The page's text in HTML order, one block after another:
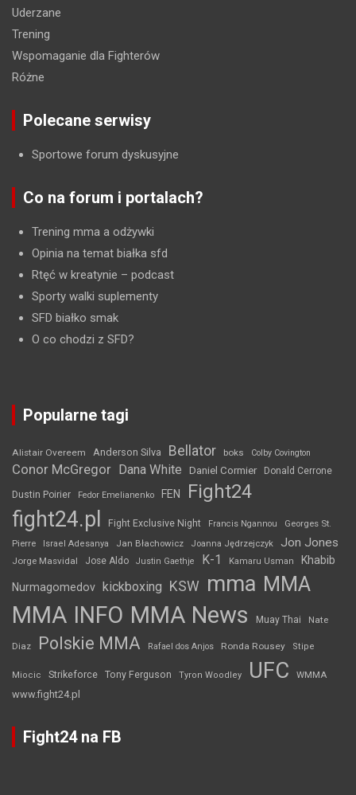
Uderzane
Trening
Wspomaganie dla Fighterów
Różne
Polecane serwisy
Sportowe forum dyskusyjne
Co na forum i portalach?
Trening mma a odżywki
Opinia na temat białka sfd
Rtęć w kreatynie – podcast
Sporty walki suplementy
SFD białko smak
O co chodzi z SFD?
Popularne tagi
Alistair Overeem Anderson Silva Bellator boks Colby Covington
Conor McGregor Dana White Daniel Cormier Donald Cerrone
Dustin Poirier Fedor Emelianenko FEN Fight24
fight24.pl Fight Exclusive Night Francis Ngannou
Georges St.
Pierre
Israel Adesanya Jan Błachowicz Joanna Jędrzejczyk Jon Jones
Jorge Masvidal Jose Aldo Justin Gaethje K-1 Kamaru Usman Khabib
Nurmagomedov kickboxing KSW mma MMA
MMA INFO MMA News Muay Thai Nate
Diaz Polskie MMA Rafael dos Anjos Ronda Rousey Stipe
Miocic Strikeforce Tony Ferguson Tyron Woodley UFC WMMA
www.fight24.pl
Fight24 na FB